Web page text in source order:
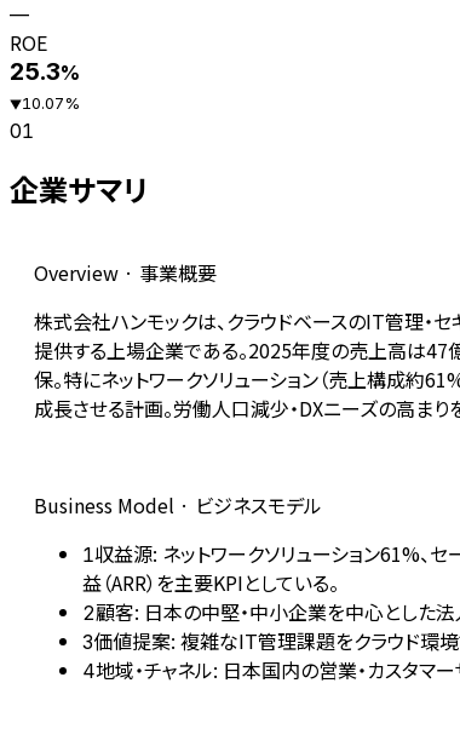
—
ROE
25.3%
▼10.07%
01
企業サマリ
Overview · 事業概要
株式会社ハンモックは、クラウドベースのIT管理・セ
提供する上場企業である。2025年度の売上高は47
保。特にネットワークソリューション（売上構成約
成長させる計画。労働人口減少・DXニーズの高ま
Business Model · ビジネスモデル
1収益源: ネットワークソリューション61%、
益（ARR）を主要KPIとしている。
2顧客: 日本の中堅・中小企業を中心とした
3価値提案: 複雑なIT管理課題をクラウド環
4地域・チャネル: 日本国内の営業・カスタマ